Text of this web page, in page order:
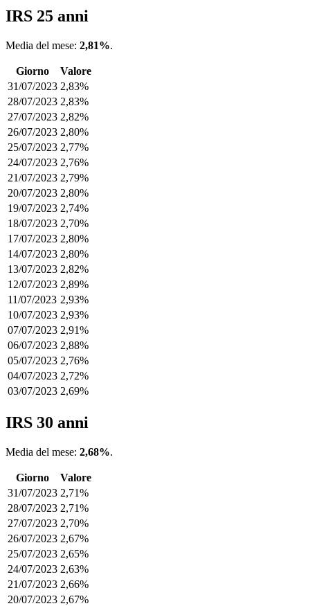
IRS 25 anni
Media del mese: 2,81%.
Giorno
Valore
31/07/2023 2,83%
28/07/2023 2,83%
27/07/2023 2,82%
26/07/2023 2,80%
25/07/2023 2,77%
24/07/2023 2,76%
21/07/2023 2,79%
20/07/2023 2,80%
19/07/2023 2,74%
18/07/2023 2,70%
17/07/2023 2,80%
14/07/2023 2,80%
13/07/2023 2,82%
12/07/2023 2,89%
11/07/2023 2,93%
10/07/2023 2,93%
07/07/2023 2,91%
06/07/2023 2,88%
05/07/2023 2,76%
04/07/2023 2,72%
03/07/2023 2,69%
IRS 30 anni
Media del mese: 2,68%.
Giorno
Valore
31/07/2023 2,71%
28/07/2023 2,71%
27/07/2023 2,70%
26/07/2023 2,67%
25/07/2023 2,65%
24/07/2023 2,63%
21/07/2023 2,66%
20/07/2023 2,67%